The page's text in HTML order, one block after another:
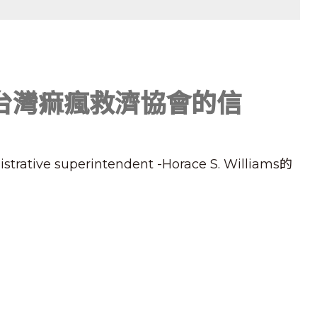
灣痲瘋救濟協會的信
superintendent -Horace S. Williams的